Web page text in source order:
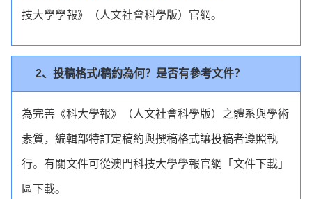
技大學學報》（人文社會科學版）官網。
2、投稿格式/稿約為何？是否有參考文件？
為完善《科大學報》（人文社會科學版）之體系與學術
素質，編輯部特訂定稿約與撰稿格式讓投稿者遵照執
行。有關文件可從澳門科技大學學報官網「文件下載」
區下載。